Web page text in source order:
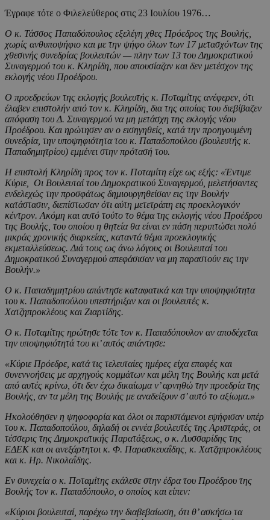
Έγραφε τότε ο Φιλελεύθερος στις 23 Ιουλίου 1976…
Ο κ. Τάσσος Παπαδόπουλος εξελέγη χθες Πρόεδρος της Βουλής,
χωρίς ανθυποψήφιο και με την ψήφο όλων των 17 μετασχόντων της
χθεσινής συνεδρίας βουλευτών — πλην των 13 του Δημοκρατικού
Συναγερμού του κ. Κληρίδη, που απουσίαζαν και δεν μετέσχον της
εκλογής νέου Προέδρου.
Ο προεδρεύων της εκλογής βουλευτής κ. Ποταμίτης ανέφερεν, ότι
έλαβεν επιστολήν από τον κ. Κληρίδη, δια της οποίας του διεβίβαζεν
απόφαση του Δ. Συναγερμού να μη μετάσχη της εκλογής νέου
Προέδρου. Και ηρώτησεν αν ο εισηγηθείς, κατά την προηγουμένη
συνεδρία, την υποψηφιότητα του κ. Παπαδοπούλου (βουλευτής κ.
Παπαδημητρίου) εμμένει στην πρότασή του.
Η επιστολή Κληρίδη προς τον κ. Ποταμίτη είχε ως εξής: «Έντιμε
Κύριε, Οι Βουλευταί του Δημοκρατικού Συναγερμού, μελετήσαντες
ενδελεχώς την προσφάτως δημιουργηθείσαν εις την Βουλήν
κατάστασιν, διεπίστωσαν ότι αύτη μετετράπη εις προεκλογικόν
κέντρον. Ακόμη και αυτό τούτο το θέμα της εκλογής νέου Προέδρου
της Βουλής, του οποίου η θητεία θα είναι εν πάση περιπτώσει πολύ
μικράς χρονικής διαρκείας, καταντά θέμα προεκλογικής
εκμεταλλεύσεως. Διά τους ως άνω λόγους οι Βουλευταί του
Δημοκρατικού Συναγερμού απεφάσισαν να μη παραστούν εις την
Βουλήν.»
Ο κ. Παπαδημητρίου απάντησε καταφατικά και την υποψηφιότητα
του κ. Παπαδοπούλου υπεστήριξαν και οι βουλευτές κ.
Χατζηπροκλέους και Ζιαρτίδης.
Ο κ. Ποταμίτης ηρώτησε τότε τον κ. Παπαδόπουλον αν αποδέχεται
την υποψηφιότητά του κι’ αυτός απάντησε:
«Κύριε Πρόεδρε, κατά τις τελευταίες ημέρες είχα επαφές και
συνεννοήσεις με αρχηγούς κομμάτων και μέλη της Βουλής και μετά
από αυτές κρίνω, ότι δεν έχω δικαίωμα ν’ αρνηθώ την προεδρία της
Βουλής, αν τα μέλη της Βουλής με αναδείξουν σ’ αυτό το αξίωμα.»
Ηκολούθησεν η ψηφοφορία και όλοι οι παριστάμενοι εψήφισαν υπέρ
του κ. Παπαδοπούλου, δηλαδή οι εννέα βουλευτές της Αριστεράς, οι
τέσσερις της Δημοκρατικής Παρατάξεως, ο κ. Λυσσαρίδης της
ΕΔΕΚ και οι ανεξάρτητοι κ. Φ. Παρασκευαΐδης, κ. Χατζηπροκλέους
και κ. Ηρ. Νικολαΐδης.
Εν συνεχεία ο κ. Ποταμίτης εκάλεσε στην έδρα του Προέδρου της
Βουλής τον κ. Παπαδόπουλο, ο οποίος και είπεν:
«Κύριοι βουλευταί, παρέχω την διαβεβαίωση, ότι θ’ ασκήσω τα